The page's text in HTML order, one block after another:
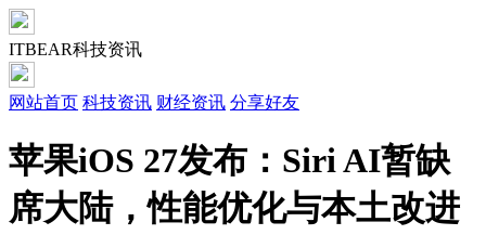
ITBEAR科技资讯
网站首页 科技资讯 财经资讯 分享好友
苹果iOS 27发布：Siri AI暂缺
席大陆，性能优化与本土改进